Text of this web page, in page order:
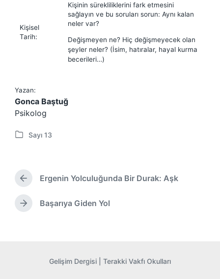
Kişisel
Tarih:
Kişinin sürekliliklerini fark etmesini
sağlayın ve bu soruları sorun: Aynı kalan
neler var?
Değişmeyen ne? Hiç değişmeyecek olan
şeyler neler? (İsim, hatıralar, hayal kurma
becerileri…)
Yazan:
Gonca Baştuğ
Psikolog
P
e
i
n
Sayı 13
Ö
n
c
e
Ergenin Yolculuğunda Bir Durak: Aşk
S
Başarıya Giden Yol
Gelişim Dergisi | Terakki Vakfı Okulları